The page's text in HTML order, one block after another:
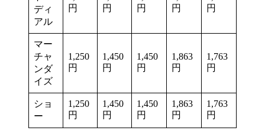
ディ
アル
円
円
円
円
円
マー
チャ
ンダ
イズ
1,250
円
1,450
円
1,450
円
1,863
円
1,763
円
ショ
ー
1,250
円
1,450
円
1,450
円
1,863
円
1,763
円